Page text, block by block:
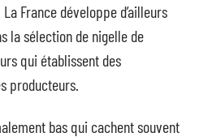
France développe d’ailleurs
la sélection de nigelle de
qui établissent des
producteurs.
bas qui cachent souvent